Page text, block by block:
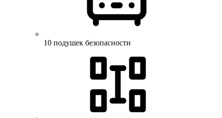
10 подушек безопасности